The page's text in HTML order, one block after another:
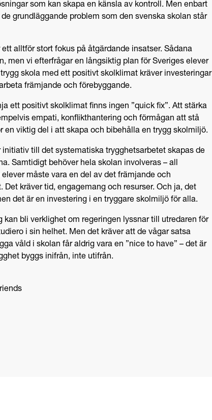
som kan skapa en känsla av kontroll. Men enbart
grundläggande problem som den svenska skolan står
alltför stort fokus på åtgärdande insatser. Sådana
men vi efterfrågar en långsiktig plan för Sveriges elever
skola med ett positivt skolklimat kräver investeringar
främjande och förebyggande.
ett positivt skolklimat finns ingen ”quick fix”. Att stärka
empati, konflikthantering och förmågan att stå
en viktig del i att skapa och bibehålla en trygg skolmiljö.
initiativ till det systematiska trygghetsarbetet skapas de
Samtidigt behöver hela skolan involveras – all
måste vara en del av det främjande och
Det kräver tid, engagemang och resurser. Och ja, det
det är en investering i en tryggare skolmiljö för alla.
kan bli verklighet om regeringen lyssnar till utredaren för
i sin helhet. Men det kräver att de vågar satsa
våld i skolan får aldrig vara en ”nice to have” – det är
byggs inifrån, inte utifrån.